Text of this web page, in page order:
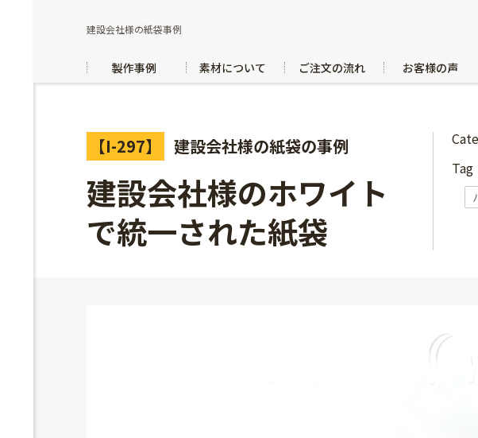
建設会社様の紙袋事例
製作事例 素材について ご注文の流れ お客様の声
【I-297】 建設会社様の紙袋の事例
建設会社様のホワイト
で統一された紙袋